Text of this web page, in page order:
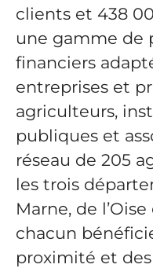
clients et 438
une gamme de
financiers
entreprises et
agriculteurs,
publiques et
réseau de 205
les trois
Marne, de
chacun
proximité et